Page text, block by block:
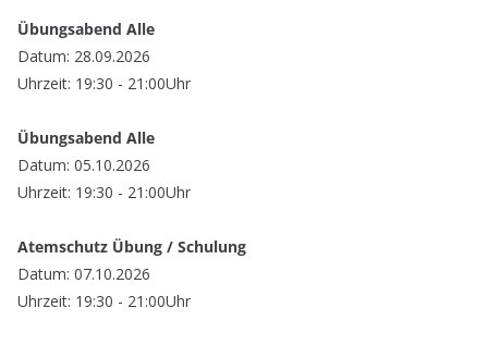
Übungsabend Alle
Datum: 28.09.2026
Uhrzeit: 19:30 - 21:00Uhr
Übungsabend Alle
Datum: 05.10.2026
Uhrzeit: 19:30 - 21:00Uhr
Atemschutz Übung / Schulung
Datum: 07.10.2026
Uhrzeit: 19:30 - 21:00Uhr